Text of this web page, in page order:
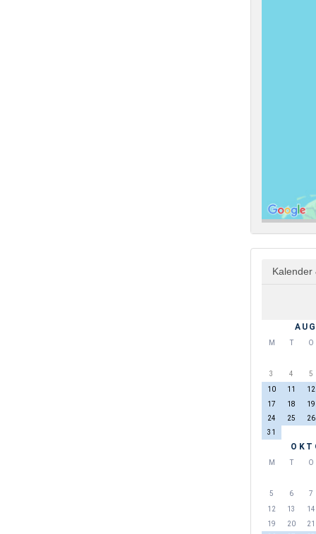
Kalender
M T O
3 4
5
10
11
12
17
18
19
24
25
26
31
M T O
5 6
7
12
13
14
19
20
21